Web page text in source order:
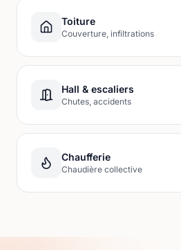
Toiture
Couverture, infiltrations
Hall & escaliers
Chutes, accidents
Chaufferie
Chaudière collective